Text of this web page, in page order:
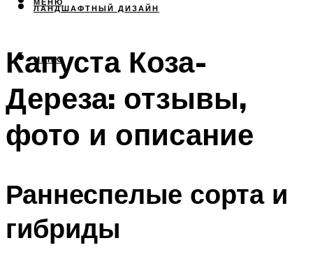
ЛАНДШАФТНЫЙ ДИЗАЙН
МЕНЮ
Капуста Коза-
Дереза: отзывы,
фото и описание
Раннеспелые сорта и
гибриды